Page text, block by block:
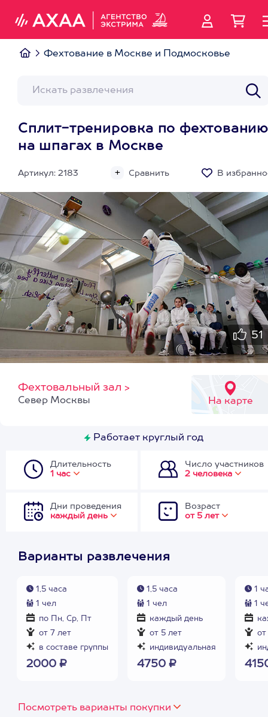
Фехтование в Москве и Подмосковье
Сплит-тренировка по фехтованию
на шпагах в Москве
Артикул: 2183 Сравнить В
51
Фехтовальный зал >
На карте
Север Москвы
Работает круглый год
Длительность
1 час
Число участников
2 человека
Дни проведения
каждый день
Возраст
от 5 лет
Варианты развлечения
1,5 часа
1 чел
по Пн, Ср, Пт
от 7 лет
в составе группы
2000 ₽
1,5 часа
1 чел
каждый день
от 5 лет
индивидуальная
4750 ₽
1
1
от
Посмотреть варианты покупки